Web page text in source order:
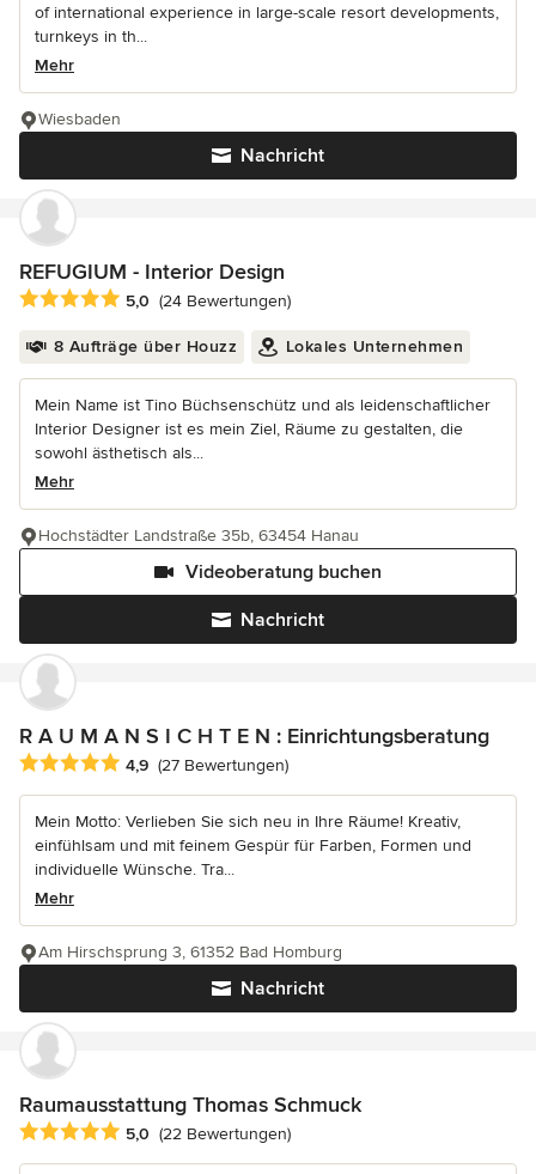
of international experience in large-scale resort developments,
turnkeys in th...
Mehr
Nachricht
Wiesbaden
REFUGIUM - Interior Design
Durchschnittliche Bewertung: 5 von 5 Sternen
5,0 (24 Bewertungen)
8 Aufträge über Houzz Lokales Unternehmen
Mein Name ist Tino Büchsenschütz und als leidenschaftlicher
Interior Designer ist es mein Ziel, Räume zu gestalten, die
sowohl ästhetisch als...
Mehr
Nachricht
Videoberatung buchen
Hochstädter Landstraße 35b, 63454 Hanau
R A U M A N S I C H T E N : Einrichtungsberatung
Durchschnittliche Bewertung: 4.9 von 5 Sternen
4,9 (27 Bewertungen)
Mein Motto: Verlieben Sie sich neu in Ihre Räume! Kreativ,
einfühlsam und mit feinem Gespür für Farben, Formen und
individuelle Wünsche. Tra...
Mehr
Nachricht
Am Hirschsprung 3, 61352 Bad Homburg
Raumausstattung Thomas Schmuck
Durchschnittliche Bewertung: 5 von 5 Sternen
5,0 (22 Bewertungen)